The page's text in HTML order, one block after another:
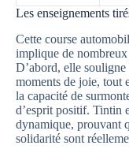
Les enseignements
Cette course
implique de
D’abord, elle souligne
moments de joie, tout
la capacité de
d’esprit positif. Tintin
dynamique, prouvant
solidarité sont